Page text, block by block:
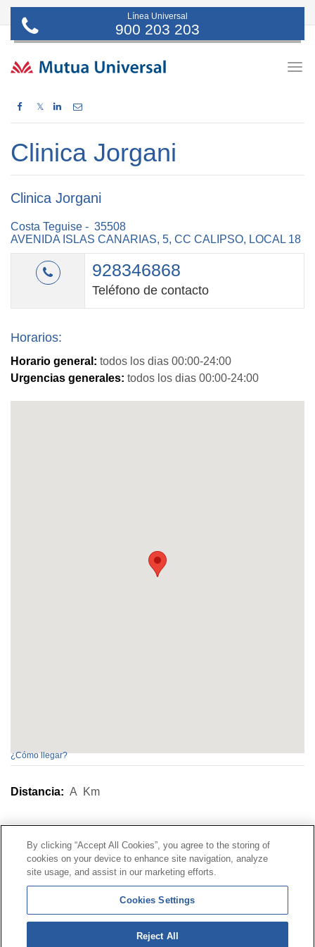
Línea Universal
900 203 203
𝕏
Clinica Jorgani
Clinica Jorgani
Costa Teguise - 35508
AVENIDA ISLAS CANARIAS, 5, CC CALIPSO, LOCAL 18
928346868
Teléfono de contacto
Horarios:
Horario general: todos los dias 00:00-24:00
Urgencias generales: todos los dias 00:00-24:00
¿Cómo llegar?
Distancia: A Km
Línea Universal 900 203 203|Zona Privada Comisión de
Prestaciones Especiales|Zona Privada Proveedor
Sanitario
© Mutua Universal 2026 | Mapa del sitio | Aviso legal
Política de Protección de Datos
By clicking “Accept All Cookies”, you agree to the storing of
cookies on your device to enhance site navigation, analyze
site usage, and assist in our marketing efforts.
Cookies Settings
Reject All